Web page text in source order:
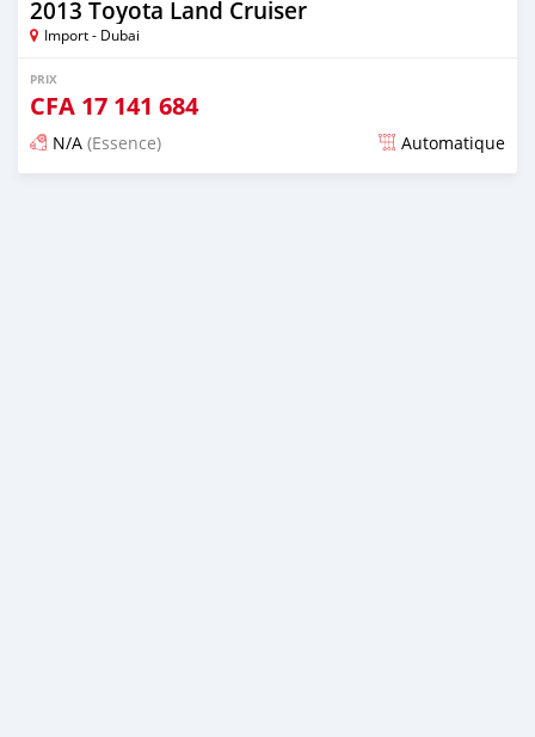
2013 Toyota Land Cruiser
Import - Dubai
PRIX
CFA 17 141 684
N/A (Essence) Automatique